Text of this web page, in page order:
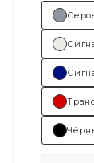
Техничес
Состав